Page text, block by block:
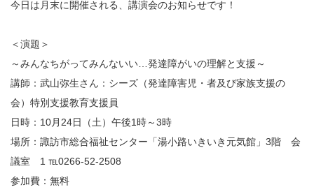
今日は月末に開催される、講演会のお知らせです！
＜演題＞
～みんなちがってみんないい…発達障がいの理解と支援～
講師：武山弥生さん：シーズ（発達障害児・者及び家族支援の
会）特別支援教育支援員
日時：10月24日（土）午後1時～3時
場所：諏訪市総合福祉センター「湯小路いきいき元気館」3階 会
議室 1 ℡0266-52-2508
参加費：無料